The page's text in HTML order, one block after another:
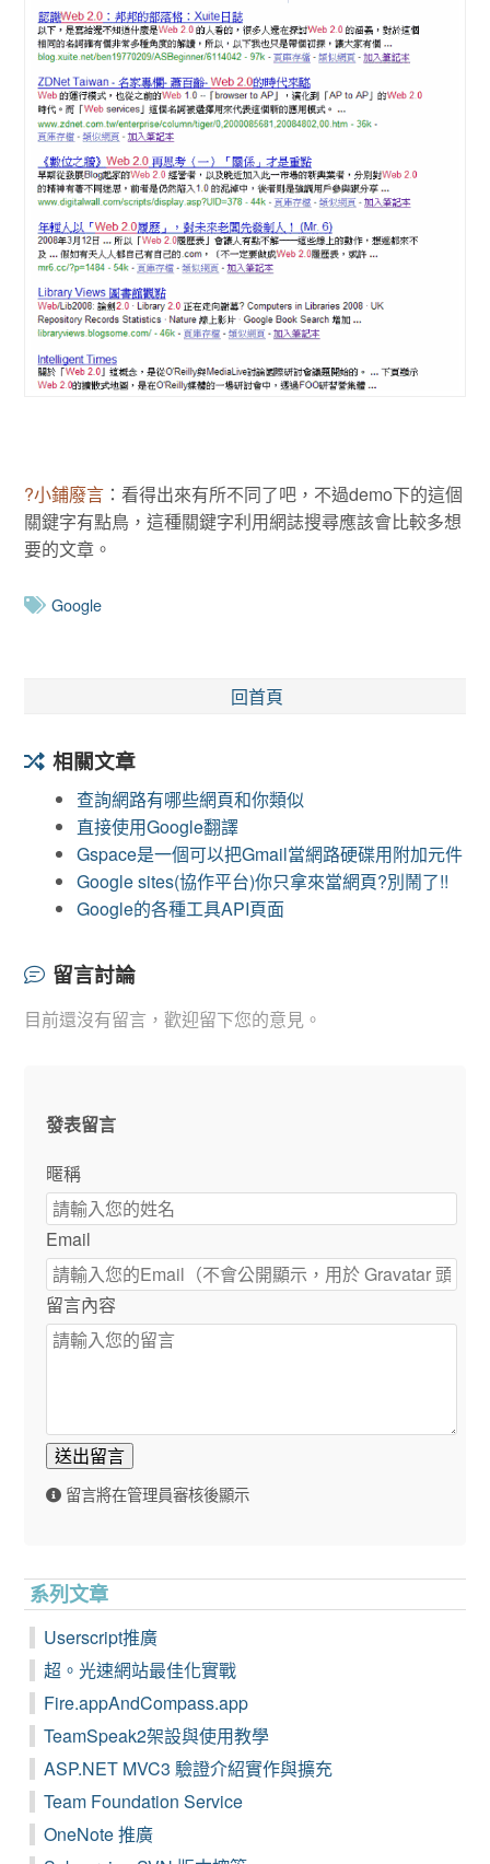
?小鋪廢言 ：看得出來有所不同了吧，不過demo下的這個
關鍵字有點鳥，這種關鍵字利用網誌搜尋應該會比較多想
要的文章。
Google
回首頁
相關文章
查詢網路有哪些網頁和你類似
直接使用Google翻譯
Gspace是一個可以把Gmail當網路硬碟用附加元件
Google sites(協作平台)你只拿來當網頁?別鬧了!!
Google的各種工具API頁面
留言討論
目前還沒有留言，歡迎留下您的意見。
發表留言
暱稱
Email
留言內容
送出留言
留言將在管理員審核後顯示
系列文章
Userscript推廣
超。光速網站最佳化實戰
Fire.appAndCompass.app
TeamSpeak2架設與使用教學
ASP.NET MVC3 驗證介紹實作與擴充
Team Foundation Service
OneNote 推廣